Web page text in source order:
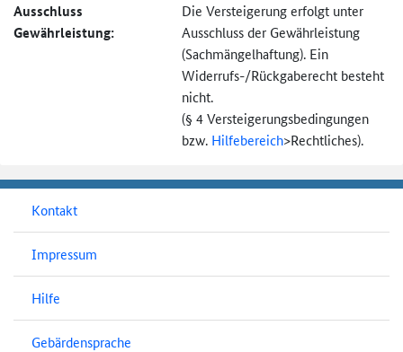
Ausschluss
Gewährleistung:
Die Versteigerung erfolgt unter
Ausschluss der Gewährleistung
(Sachmängel­haftung). Ein
Widerrufs-/Rückgaberecht besteht
nicht.
(§ 4 Versteigerungs­bedingungen
bzw. Hilfebereich>Rechtliches).
Kontakt
Impressum
Hilfe
Gebärdensprache